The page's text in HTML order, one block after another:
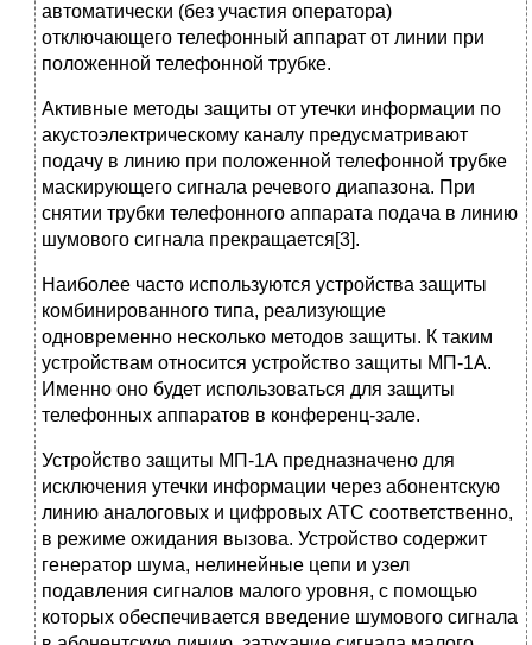
автоматически (без участия оператора)
отключающего телефонный аппарат от линии при
положенной телефонной трубке.
Активные методы защиты от утечки информации по
акустоэлектрическому каналу предусматривают
подачу в линию при положенной телефонной трубке
маскирующего сигнала речевого диапазона. При
снятии трубки телефонного аппарата подача в линию
шумового сигнала прекращается[3].
Наиболее часто используются устройства защиты
комбинированного типа, реализующие
одновременно несколько методов защиты. К таким
устройствам относится устройство защиты МП-1А.
Именно оно будет использоваться для защиты
телефонных аппаратов в конференц-зале.
Устройство защиты МП-1А предназначено для
исключения утечки информации через абонентскую
линию аналоговых и цифровых АТС соответственно,
в режиме ожидания вызова. Устройство содержит
генератор шума, нелинейные цепи и узел
подавления сигналов малого уровня, с помощью
которых обеспечивается введение шумового сигнала